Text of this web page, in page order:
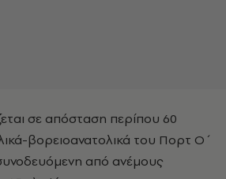
σε απόσταση περίπου 60
βορειοανατολικά του Πορτ Ο΄
από ανέμους